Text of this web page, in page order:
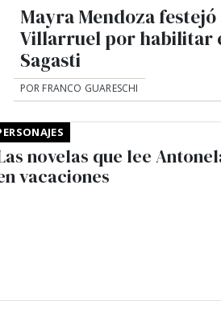
Mayra Mendoza
Villarruel por habilitar
Sagasti
POR FRANCO GUARESCHI
novelas que lee
vacaciones